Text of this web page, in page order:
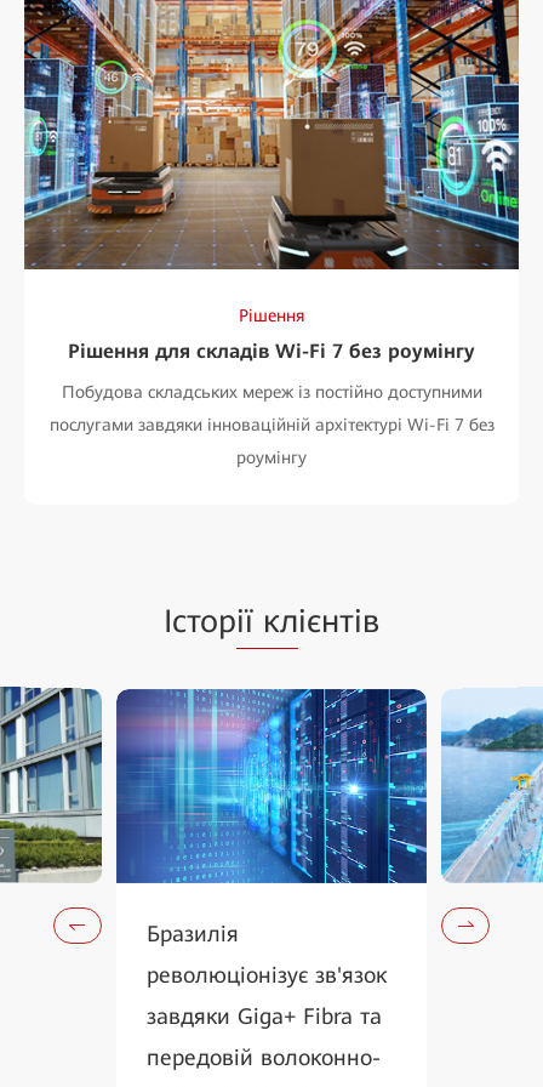
Рішення
Рішення для складів Wi-Fi 7 без роумінгу
Побудова складських мереж із постійно доступними
послугами завдяки інноваційній архітектурі Wi-Fi 7 без
роумінгу
Історії клієнтів
Бразилія
революціонізує зв'язок
завдяки Giga+ Fibra та
передовій волоконно-